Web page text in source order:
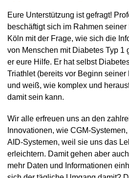
Eure Unterstützung ist gefragt!
beschäftigt sich im Rahmen
Köln mit der Frage, wie sich die
von Menschen mit Diabetes Typ 1
er eure Hilfe. Er hat selbst
Triathlet (bereits vor Beginn
und weiß, wie komplex und
damit sein kann.
Wir alle erfreuen uns an den
Innovationen, wie CGM-
AID-Systemen, weil sie uns das
erleichtern. Damit gehen aber
mehr Daten und Informationen